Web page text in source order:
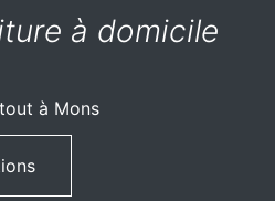
à domicile
à Mons